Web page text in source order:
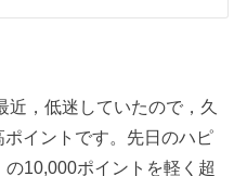
，低迷していたので，久
イントです。先日のハピ
10,000ポイントを軽く超